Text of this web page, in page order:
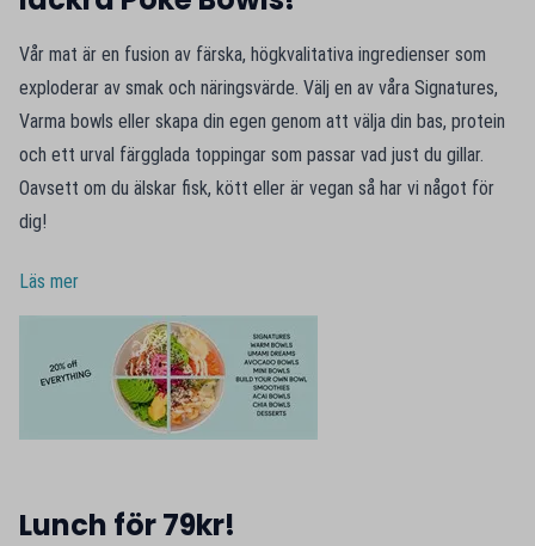
Vår mat är en fusion av färska, högkvalitativa ingredienser som
exploderar av smak och näringsvärde. Välj en av våra Signatures,
Varma bowls eller skapa din egen genom att välja din bas, protein
och ett urval färgglada toppingar som passar vad just du gillar.
Oavsett om du älskar fisk, kött eller är vegan så har vi något för
dig!
Läs mer
Lunch för 79kr!